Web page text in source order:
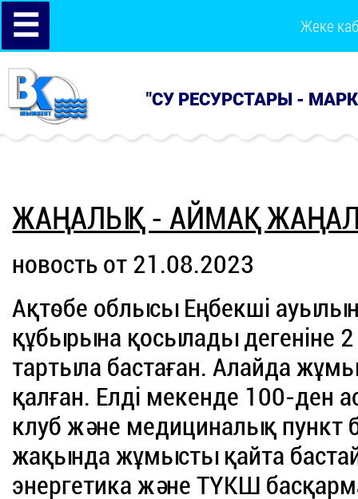
☰ Жеке
"СУ РЕСУРСТАРЫ -
ЖАҢАЛЫҚ - АЙМАҚ
новость от 21.08.2023
Ақтөбе облысы Еңбекші
құбырына қосылады дегеніне
тартыла бастаған. Алайда
қалған. Елді мекенде 100-ден
клуб және медициналық пункт
жақында жұмысты қайта
энергетика және ТҮКШ